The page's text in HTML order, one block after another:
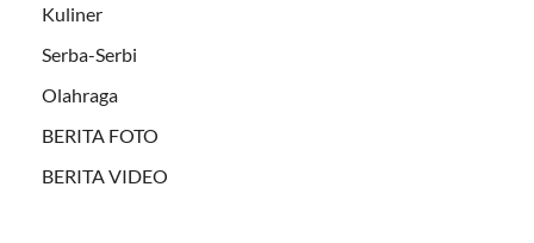
Kuliner
Serba-Serbi
Olahraga
BERITA FOTO
BERITA VIDEO